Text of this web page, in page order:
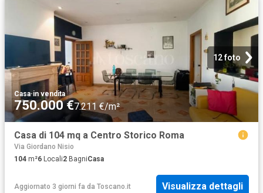
12 foto
Casa·in vendita
750.000 €7.211 €/m²
Casa di 104 mq a Centro Storico Roma
Via Giordano Nisio
104 m²6 Locali2 BagniCasa
Aggiornato 3 giorni fa da Toscano.it Visualizza dettagli